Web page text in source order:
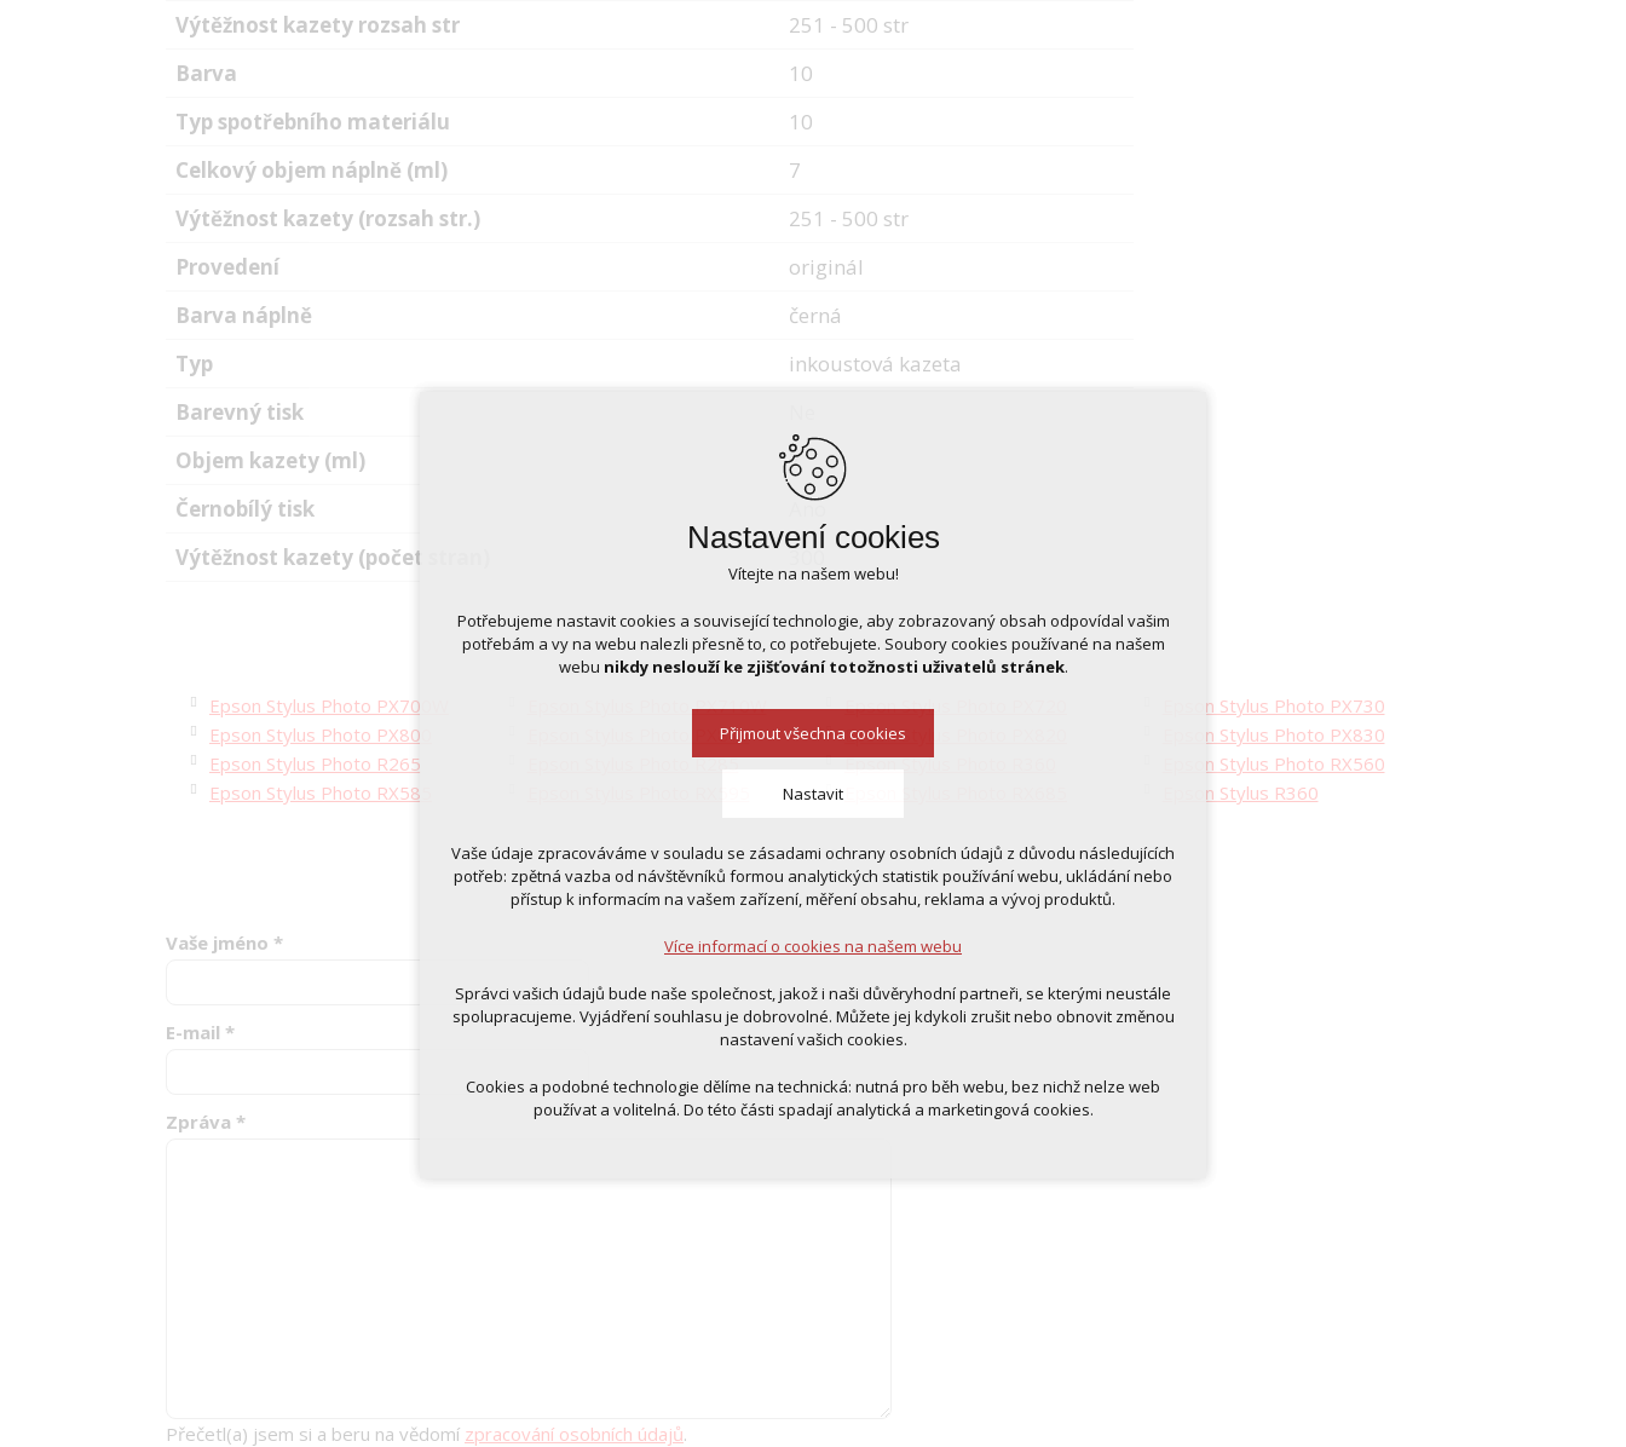
Výtěžnost kazety rozsah str
251 - 500 str
Barva
10
Typ spotřebního materiálu
10
Celkový objem náplně (ml)
7
Výtěžnost kazety (rozsah str.)
251 - 500 str
Provedení
originál
Barva náplně
černá
Typ
inkoustová kazeta
Barevný tisk
Objem kazety (ml)
7
Černobílý tisk
Ano
Výtěžnost kazety (počet stran)
300
Epson Stylus Photo PX700W Epson Stylus Photo PX710W Epson Stylus Photo PX720
Epson Stylus Photo PX730
Epson Stylus Photo PX800
Epson Stylus Photo PX810 Epson Stylus Photo PX820
Epson Stylus Photo PX830
Epson Stylus Photo R265
Epson Stylus Photo R285 Epson Stylus Photo R360
Epson Stylus Photo RX560
Epson Stylus Photo RX585
Epson Stylus R360
Vaše jméno *
E-mail *
Zpráva *
Přečetl(a) jsem si a beru na vědomí zpracování osobních údajů.
Nastavení cookies
Vítejte na našem webu!
Potřebujeme nastavit cookies a související technologie, aby zobrazovaný obsah odpovídal vašim
potřebám a vy na webu nalezli přesně to, co potřebujete. Soubory cookies používané na našem
webu nikdy neslouží ke zjišťování totožnosti uživatelů stránek.
Přijmout všechna cookies
Nastavit
Technická cookies
nutná pro provozování webu
udržení kontextu stránek (session): případná přihlášení, volby jazyka, apod.
analytická pro anonymizované vyhodnocení návštěvnosti
marketingová cookies (Google, Ecomail, Sklik, Smartsupp, Heureka)
Více informací o cookies na našem webu
Vaše údaje zpracováváme v souladu se zásadami ochrany osobních údajů z důvodu následujících
potřeb: zpětná vazba od návštěvníků formou analytických statistik používání webu, ukládání nebo
přístup k informacím na vašem zařízení, měření obsahu, reklama a vývoj produktů.
Více informací o cookies na našem webu
Správci vašich údajů bude naše společnost, jakož i naši důvěryhodní partneři, se kterými neustále
spolupracujeme. Vyjádření souhlasu je dobrovolné. Můžete jej kdykoli zrušit nebo obnovit změnou
nastavení vašich cookies.
Cookies a podobné technologie dělíme na technická: nutná pro běh webu, bez nichž nelze web
používat a volitelná. Do této části spadají analytická a marketingová cookies.